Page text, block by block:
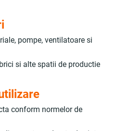
pompe, ventilatoare si
si alte spatii de productie
conform normelor de